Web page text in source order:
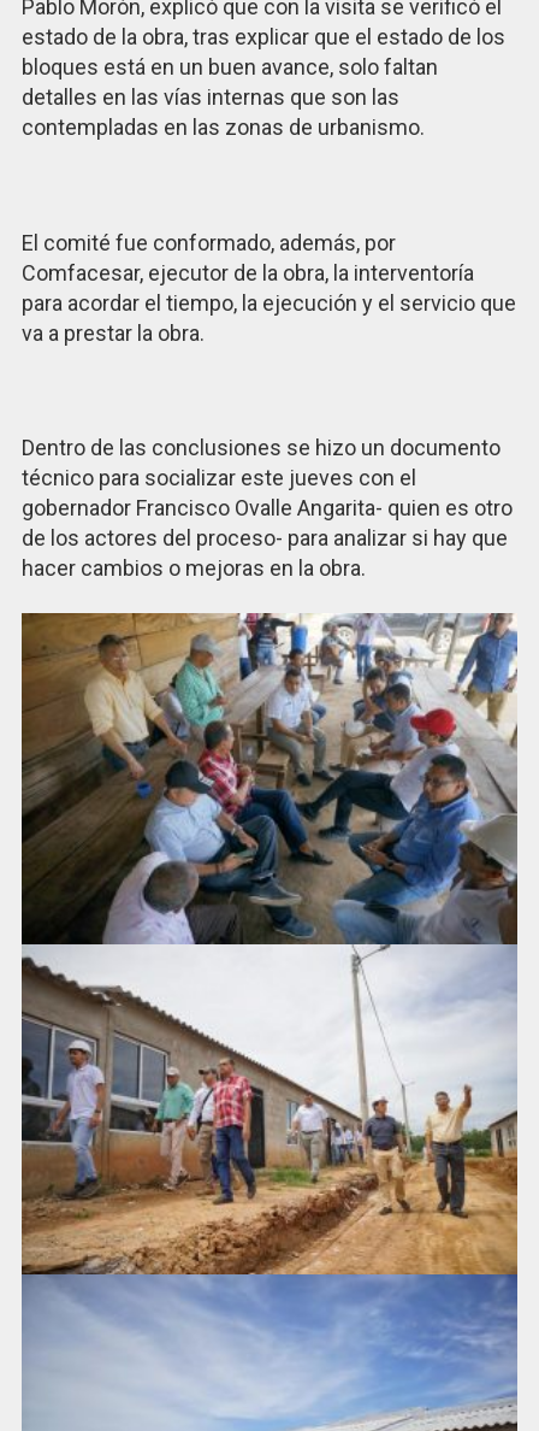
Pablo Morón, explicó que con la visita se verificó el
estado de la obra, tras explicar que el estado de los
bloques está en un buen avance, solo faltan
detalles en las vías internas que son las
contempladas en las zonas de urbanismo.
El comité fue conformado, además, por
Comfacesar, ejecutor de la obra, la interventoría
para acordar el tiempo, la ejecución y el servicio que
va a prestar la obra.
Dentro de las conclusiones se hizo un documento
técnico para socializar este jueves con el
gobernador Francisco Ovalle Angarita- quien es otro
de los actores del proceso- para analizar si hay que
hacer cambios o mejoras en la obra.